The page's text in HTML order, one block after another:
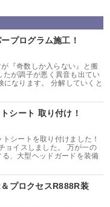
プログラム施工！
『奇数しか入らない』と搬
が調子が悪く異音も出てい
なります。 分解していくと
シート 取り付け！
シートを取り付けました！
ョイスしました。 万が一の
、大型ヘッドガードを装備
プロクセスR888R装